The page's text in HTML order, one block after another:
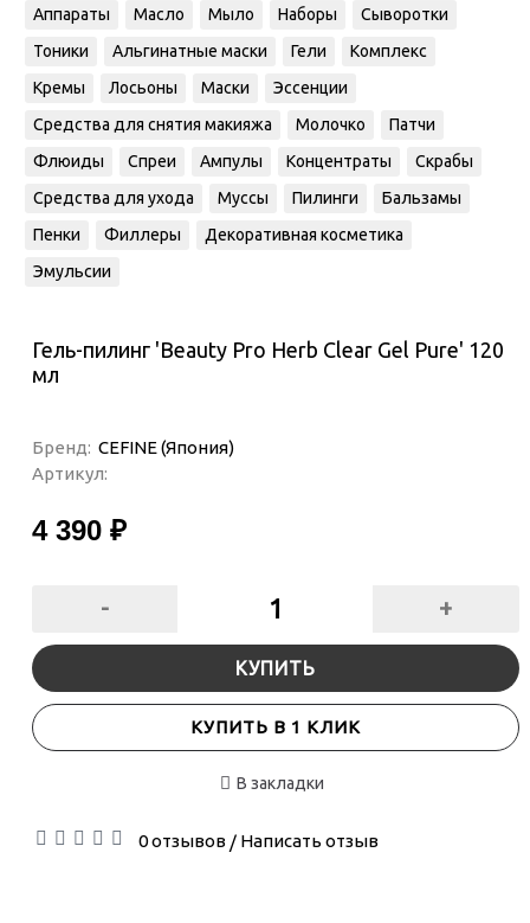
Аппараты Масло Мыло Наборы
Сыворотки
Тоники
Альгинатные маски Гели
Комплекс
Кремы
Лосьоны Маски
Эссенции
Средства для снятия макияжа
Молочко
Патчи
Флюиды
Спреи Ампулы Концентраты
Скрабы
Средства для ухода
Муссы Пилинги
Бальзамы
Пенки
Филлеры
Декоративная косметика
Эмульсии
Гель-пилинг 'Beauty Pro Herb Clear Gel Pure' 120
мл
Бренд: CEFINE (Япония)
Артикул:
4 390 ₽
- +
КУПИТЬ
КУПИТЬ В 1 КЛИК
В закладки
0 отзывов/ Написать отзыв